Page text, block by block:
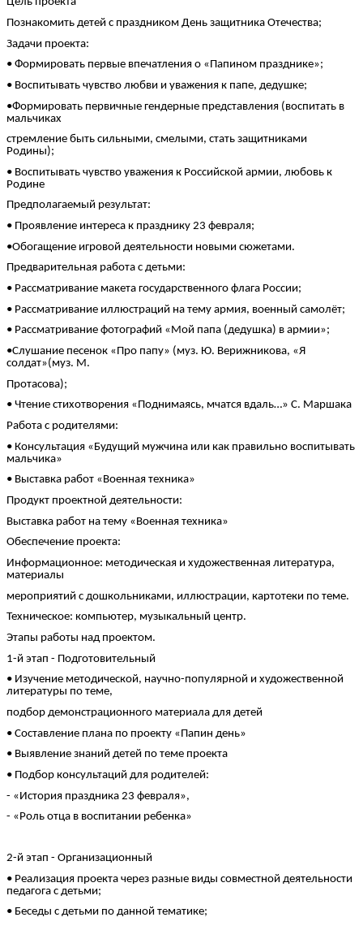
Познакомить детей с праздником День защитника Отечества;
Задачи проекта:
• Формировать первые впечатления о «Папином празднике»;
• Воспитывать чувство любви и уважения к папе, дедушке;
•Формировать первичные гендерные представления (воспитать в
мальчиках
стремление быть сильными, смелыми, стать защитниками
Родины);
• Воспитывать чувство уважения к Российской армии, любовь к
Родине
Предполагаемый результат:
• Проявление интереса к празднику 23 февраля;
•Обогащение игровой деятельности новыми сюжетами.
Предварительная работа с детьми:
• Рассматривание макета государственного флага России;
• Рассматривание иллюстраций на тему армия, военный самолёт;
• Рассматривание фотографий «Мой папа (дедушка) в армии»;
•Слушание песенок «Про папу» (муз. Ю. Верижникова, «Я
солдат»(муз. М.
Протасова);
• Чтение стихотворения «Поднимаясь, мчатся вдаль…» С. Маршака
Работа с родителями:
• Консультация «Будущий мужчина или как правильно воспитывать
мальчика»
• Выставка работ «Военная техника»
Продукт проектной деятельности:
Выставка работ на тему «Военная техника»
Обеспечение проекта:
Информационное: методическая и художественная литература,
материалы
мероприятий с дошкольниками, иллюстрации, картотеки по теме.
Техническое: компьютер, музыкальный центр.
Этапы работы над проектом.
1-й этап - Подготовительный
• Изучение методической, научно-популярной и художественной
литературы по теме,
подбор демонстрационного материала для детей
• Составление плана по проекту «Папин день»
• Выявление знаний детей по теме проекта
• Подбор консультаций для родителей:
- «История праздника 23 февраля»,
- «Роль отца в воспитании ребенка»
2-й этап - Организационный
• Реализация проекта через разные виды совместной деятельности
педагога с детьми;
• Беседы с детьми по данной тематике;